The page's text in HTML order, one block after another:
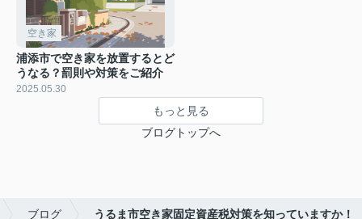
空き家
浦添市で空き家を放置するとど
うなる？罰則や対策をご紹介
2025.05.30
もっと見る
ブログトップへ
ブログ うるま市空き家固定資産税対策を知っていますか！